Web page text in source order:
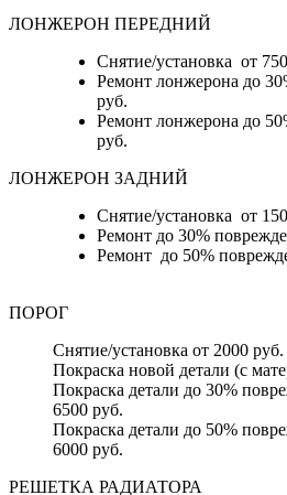
ЛОНЖЕРОН ПЕРЕДНИЙ
Снятие/установка от
Ремонт лонжерона до
руб.
Ремонт лонжерона до
руб.
ЛОНЖЕРОН ЗАДНИЙ
Снятие/установка от
Ремонт до 30%
Ремонт до 50%
ПОРОГ
Снятие/установка от 2000 руб.
Покраска новой детали (с
Покраска детали до 30%
6500 руб.
Покраска детали до 50%
6000 руб.
РЕШЕТКА РАДИАТОРА